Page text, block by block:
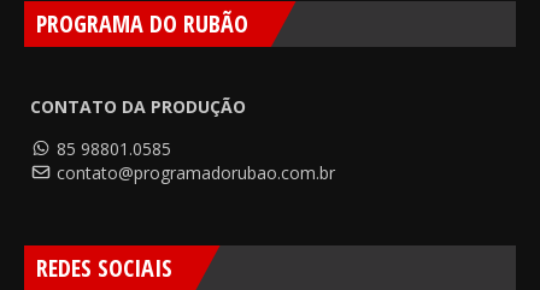
PROGRAMA DO RUBÃO
CONTATO DA PRODUÇÃO
85 98801.0585
contato@programadorubao.com.br
REDES SOCIAIS